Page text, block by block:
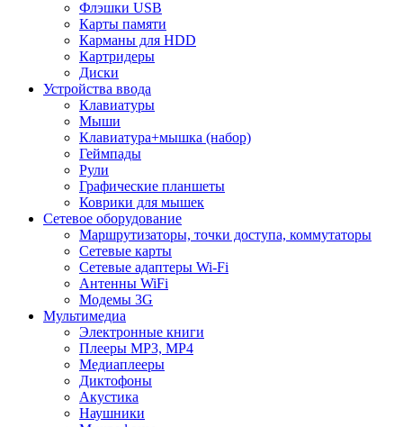
Флэшки USB
Карты памяти
Карманы для HDD
Картридеры
Диски
Устройства ввода
Клавиатуры
Мыши
Клавиатура+мышка (набор)
Геймпады
Рули
Графические планшеты
Коврики для мышек
Сетевое оборудование
Маршрутизаторы, точки доступа, коммутаторы
Сетевые карты
Сетевые адаптеры Wi-Fi
Антенны WiFi
Модемы 3G
Мультимедиа
Электронные книги
Плееры MP3, MP4
Медиаплееры
Диктофоны
Акустика
Наушники